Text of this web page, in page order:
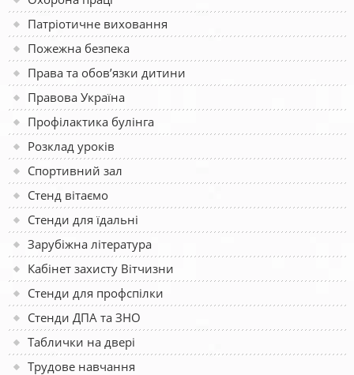
Патріотичне виховання
Пожежна безпека
Права та обов’язки дитини
Правова Україна
Профілактика булінга
Розклад уроків
Спортивний зал
Стенд вітаємо
Стенди для їдальні
Зарубіжна література
Кабінет захисту Вітчизни
Стенди для профспілки
Стенди ДПА та ЗНО
Таблички на двері
Трудове навчання